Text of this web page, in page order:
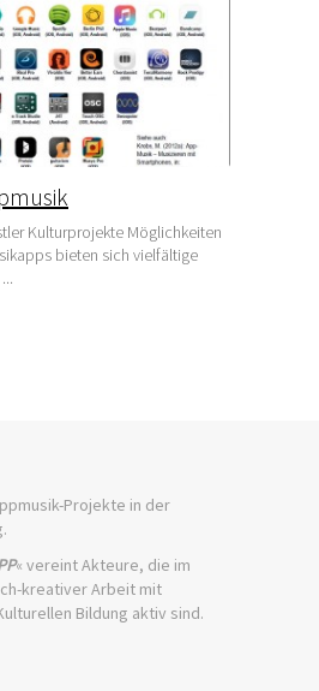
Kulturprojekte Möglichkeiten
bieten sich vielfältige
Projekte in der
« vereint Akteure, die im
kreativer Arbeit mit
Bildung aktiv sind.